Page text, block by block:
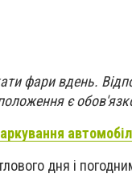
фари вдень.
є
дня і